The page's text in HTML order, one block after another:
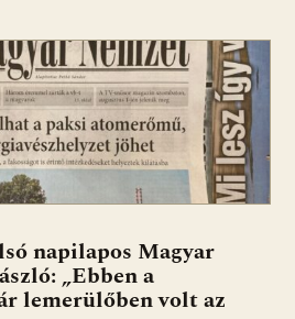
napilapos Magyar
„Ebben a
lemerülőben volt az